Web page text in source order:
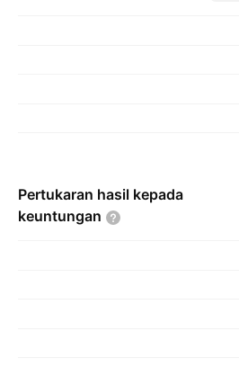
Pertukaran hasil kepada
keuntungan